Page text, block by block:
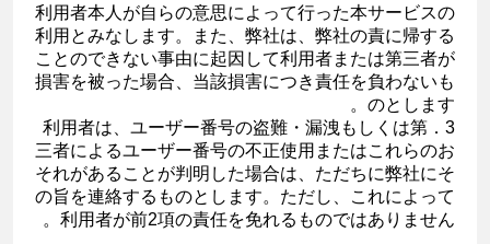
利用者本人が自らの意思によって行った本サービスの
利用とみなします。また、弊社は、弊社の責に帰する
ことのできない事由に起因して利用者または第三者が
損害を被った場合、当該損害につき責任を負わないも
のとします。
3．利用者は、ユーザー番号の盗難・漏洩もしくは第
三者によるユーザー番号の不正使用またはこれらのお
それがあることが判明した場合は、ただちに弊社にそ
の旨を連絡するものとします。ただし、これによって
利用者が前2項の責任を免れるものではありません。